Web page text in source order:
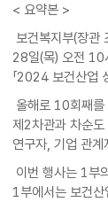
< 요약본 >
보건복지부(장관
28일(목) 오전 10
「2024 보건산업
올해로 10회째를
제2차관과 차순
연구자, 기업 관
이번 행사는 1부
1부에서는 보건산